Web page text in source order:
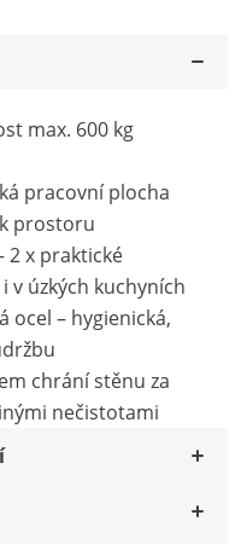
max. 600 kg
pracovní plocha
prostoru
x praktické
v úzkých kuchyních
ocel – hygienická,
chrání stěnu za
nečistotami